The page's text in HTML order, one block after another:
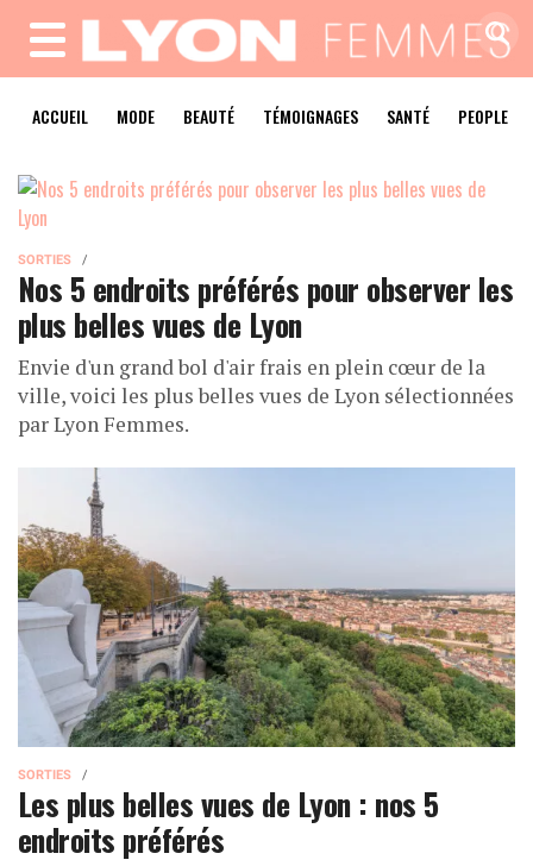
MENU
ACCUEIL MODE BEAUTÉ TÉMOIGNAGES SANTÉ PEOPLE
SORTIES
Nos 5 endroits préférés pour observer les
plus belles vues de Lyon
Envie d'un grand bol d'air frais en plein cœur de la
ville, voici les plus belles vues de Lyon sélectionnées
par Lyon Femmes.
SORTIES
Les plus belles vues de Lyon : nos 5
endroits préférés